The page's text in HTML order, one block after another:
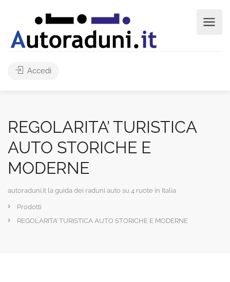
Accedi
REGOLARITA’ TURISTICA
AUTO STORICHE E
MODERNE
autoraduni.it la guida dei raduni auto su 4 ruote in Italia
Prodotti
REGOLARITA’ TURISTICA AUTO STORICHE E MODERNE